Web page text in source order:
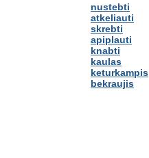
nustebti
atkeliauti
skrebti
apiplauti
knabti
kaulas
keturkampis
bekraujis